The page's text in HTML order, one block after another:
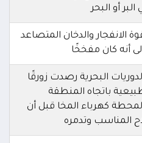
أو البحر
الانفجار والدخان المتصاعد
أنه كان مفخخًا
البحرية رصدت زورقًا
باتجاه المنطقة
كهرباء المخا قبل أن
المناسب وتدمره